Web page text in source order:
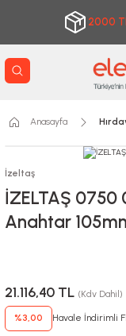
2000
Anasayfa
İzeltaş
İZELTAŞ 0750
Anahtar
21.116,40 TL (Kdv Dahil)
%3,00 Havale İndirimli